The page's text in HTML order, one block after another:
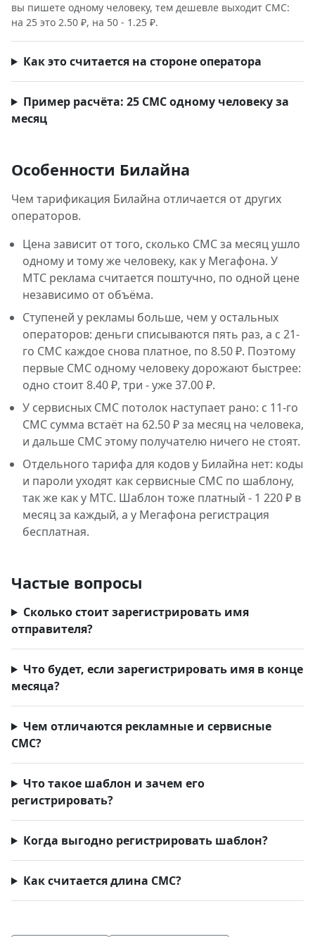
вы пишете одному человеку, тем дешевле выходит СМС:
на 25 это 2.50 ₽, на 50 - 1.25 ₽.
Как это считается на стороне оператора
Пример расчёта: 25 СМС одному человеку за
месяц
Особенности Билайна
Чем тарификация Билайна отличается от других
операторов.
Цена зависит от того, сколько СМС за месяц ушло
одному и тому же человеку, как у Мегафона. У
МТС реклама считается поштучно, по одной цене
независимо от объёма.
Ступеней у рекламы больше, чем у остальных
операторов: деньги списываются пять раз, а с 21-
го СМС каждое снова платное, по 8.50 ₽. Поэтому
первые СМС одному человеку дорожают быстрее:
одно стоит 8.40 ₽, три - уже 37.00 ₽.
У сервисных СМС потолок наступает рано: с 11-го
СМС сумма встаёт на 62.50 ₽ за месяц на человека,
и дальше СМС этому получателю ничего не стоят.
Отдельного тарифа для кодов у Билайна нет: коды
и пароли уходят как сервисные СМС по шаблону,
так же как у МТС. Шаблон тоже платный - 1 220 ₽ в
месяц за каждый, а у Мегафона регистрация
бесплатная.
Частые вопросы
Сколько стоит зарегистрировать имя
отправителя?
Что будет, если зарегистрировать имя в конце
месяца?
Чем отличаются рекламные и сервисные
СМС?
Что такое шаблон и зачем его
регистрировать?
Когда выгодно регистрировать шаблон?
Как считается длина СМС?